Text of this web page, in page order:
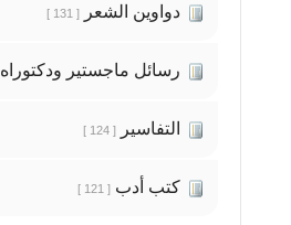
دواوين الشعر [ 131 ]
رسائل ماجستير ودكتوراه
التفاسير [ 124 ]
كتب أدب [ 121 ]